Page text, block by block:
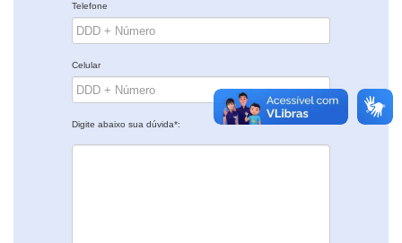
Telefone
Celular
Digite abaixo sua dúvida*: